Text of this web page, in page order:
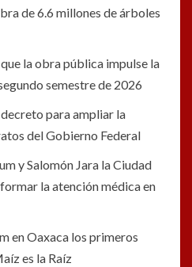
de 6.6 millones de árboles
la obra pública impulse la
semestre de 2026
para ampliar la
del Gobierno Federal
y Salomón Jara la Ciudad
la atención médica en
en Oaxaca los primeros
es la Raíz